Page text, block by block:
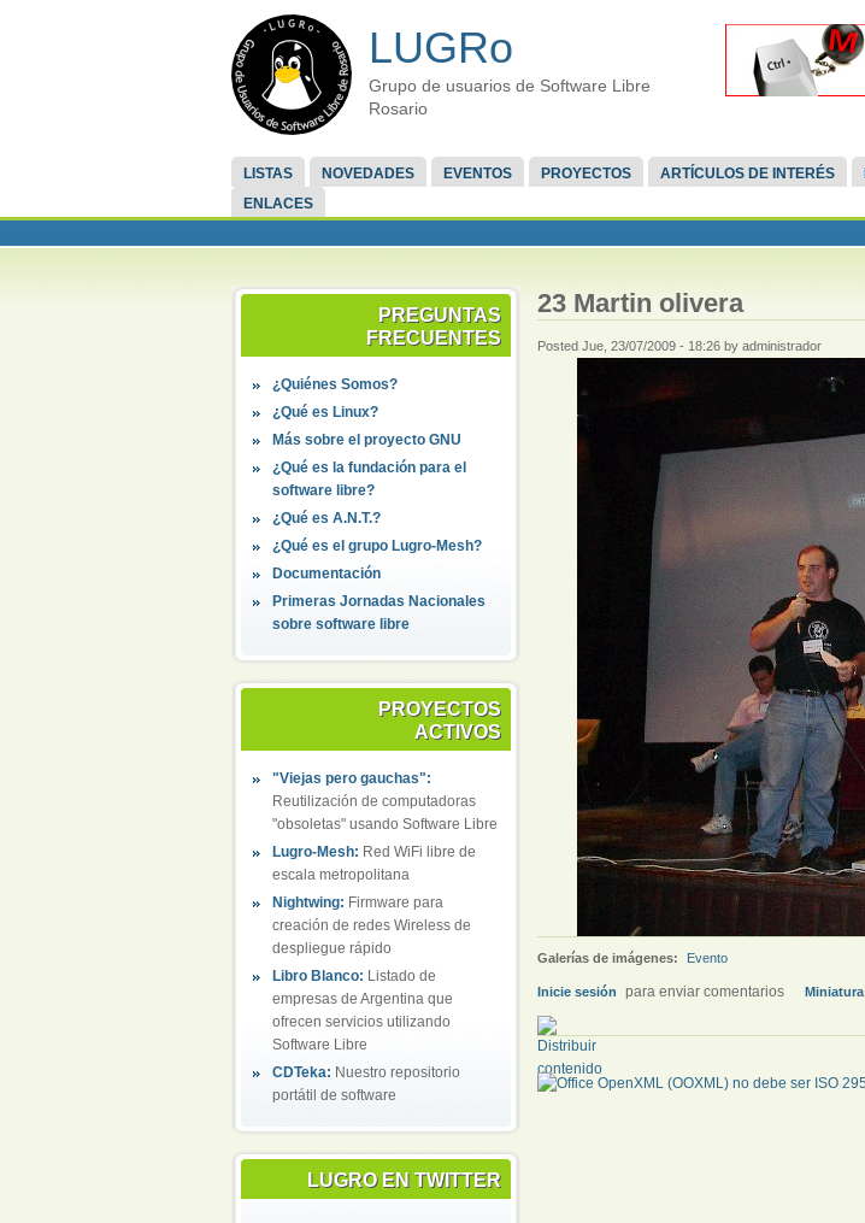
LUGRo
Grupo de usuarios de Software Libre
Rosario
LISTAS NOVEDADES EVENTOS PROYECTOS ARTÍCULOS DE INTERÉS
ENLACES
PREGUNTAS
FRECUENTES
¿Quiénes Somos?
¿Qué es Linux?
Más sobre el proyecto GNU
¿Qué es la fundación para el
software libre?
¿Qué es A.N.T.?
¿Qué es el grupo Lugro-Mesh?
Documentación
Primeras Jornadas Nacionales
sobre software libre
PROYECTOS
ACTIVOS
"Viejas pero gauchas":
Reutilización de computadoras
"obsoletas" usando Software Libre
Lugro-Mesh: Red WiFi libre de
escala metropolitana
Nightwing: Firmware para
creación de redes Wireless de
despliegue rápido
Libro Blanco: Listado de
empresas de Argentina que
ofrecen servicios utilizando
Software Libre
CDTeka: Nuestro repositorio
portátil de software
LUGRO EN TWITTER
23 Martin olivera
Posted Jue, 23/07/2009 - 18:26 by administrador
Galerías de imágenes: Evento
Inicie sesión para enviar comentarios Miniatura